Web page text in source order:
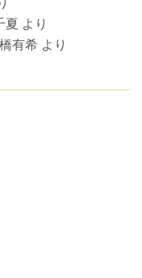
夏 より
有希 より